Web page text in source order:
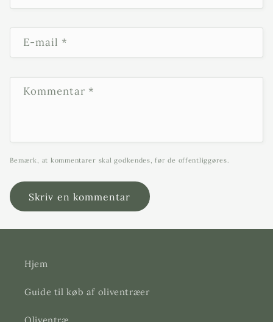
E-mail *
Kommentar *
Bemærk, at kommentarer skal godkendes, før de offentliggøres.
Hjem
Guide til køb af oliventræer
Oliventræ